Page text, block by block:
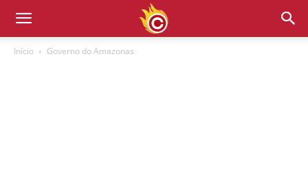
Início Governo do Amazonas